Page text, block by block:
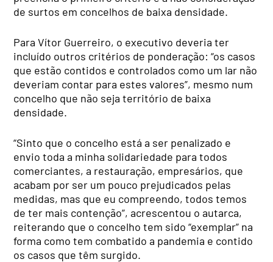
de surtos em concelhos de baixa densidade.
Para Vítor Guerreiro, o executivo deveria ter
incluído outros critérios de ponderação: “os casos
que estão contidos e controlados como um lar não
deveriam contar para estes valores”, mesmo num
concelho que não seja território de baixa
densidade.
“Sinto que o concelho está a ser penalizado e
envio toda a minha solidariedade para todos
comerciantes, a restauração, empresários, que
acabam por ser um pouco prejudicados pelas
medidas, mas que eu compreendo, todos temos
de ter mais contenção”, acrescentou o autarca,
reiterando que o concelho tem sido “exemplar” na
forma como tem combatido a pandemia e contido
os casos que têm surgido.